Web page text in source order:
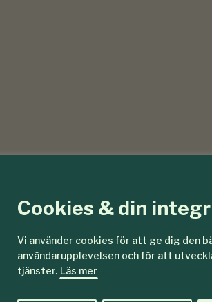
Cookies & din
Vi använder cookies för att ge dig den
användarupplevelsen och för att
tjänster. Läs mer